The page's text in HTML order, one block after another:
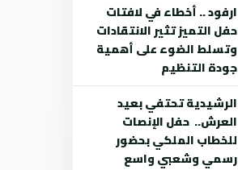
ارفود .. أخطاء في لافتات
حفل التميز تثير الانتقادات
وتسلط الضوء على أهمية
جودة التنظيم
الرشيدية تحتفي بعيد
العرش.. حفل الإنصات
للخطاب الملكي بحضور
رسمي وشعبي واسع